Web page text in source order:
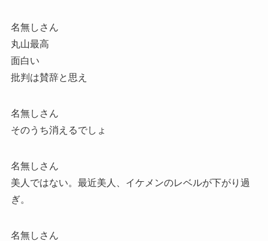
名無しさん
丸山最高
面白い
批判は賛辞と思え
名無しさん
そのうち消えるでしょ
名無しさん
美人ではない。最近美人、イケメンのレベルが下がり過
ぎ。
名無しさん